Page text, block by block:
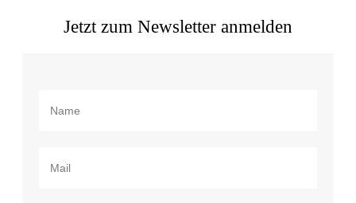
Jetzt zum Newsletter anmelden